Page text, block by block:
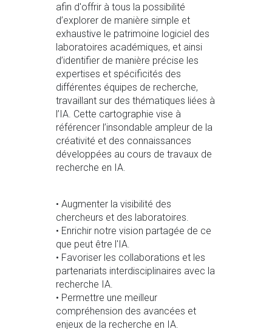
afin d'offrir à tous la possibilité
d’explorer de manière simple et
exhaustive le patrimoine logiciel des
laboratoires académiques, et ainsi
d’identifier de manière précise les
expertises et spécificités des
différentes équipes de recherche,
travaillant sur des thématiques liées à
l’IA. Cette cartographie vise à
référencer l’insondable ampleur de la
créativité et des connaissances
développées au cours de travaux de
recherche en IA.
• Augmenter la visibilité des
chercheurs et des laboratoires.
• Enrichir notre vision partagée de ce
que peut être l'IA.
• Favoriser les collaborations et les
partenariats interdisciplinaires avec la
recherche IA.
• Permettre une meilleur
compréhension des avancées et
enjeux de la recherche en IA.